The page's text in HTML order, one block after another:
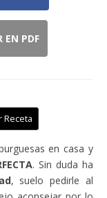
EN PDF
Receta
en casa y
. Sin duda ha
, suelo pedirle al